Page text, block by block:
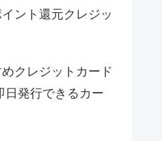
ント還元クレジッ
クレジットカード
日発行できるカー